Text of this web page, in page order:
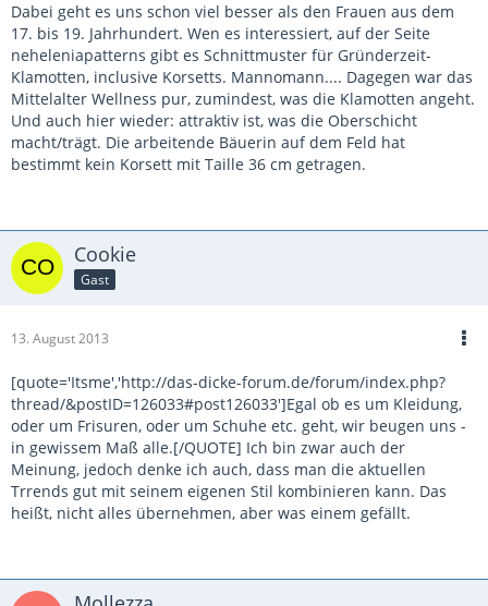
Dabei geht es uns schon viel besser als den Frauen aus dem
17. bis 19. Jahrhundert. Wen es interessiert, auf der Seite
neheleniapatterns gibt es Schnittmuster für Gründerzeit-
Klamotten, inclusive Korsetts. Mannomann.... Dagegen war das
Mittelalter Wellness pur, zumindest, was die Klamotten angeht.
Und auch hier wieder: attraktiv ist, was die Oberschicht
macht/trägt. Die arbeitende Bäuerin auf dem Feld hat
bestimmt kein Korsett mit Taille 36 cm getragen.
Cookie
Gast
13. August 2013
[quote='Itsme','http://das-dicke-forum.de/forum/index.php?
thread/&postID=126033#post126033']Egal ob es um Kleidung,
oder um Frisuren, oder um Schuhe etc. geht, wir beugen uns -
in gewissem Maß alle.[/QUOTE] Ich bin zwar auch der
Meinung, jedoch denke ich auch, dass man die aktuellen
Trrends gut mit seinem eigenen Stil kombinieren kann. Das
heißt, nicht alles übernehmen, aber was einem gefällt.